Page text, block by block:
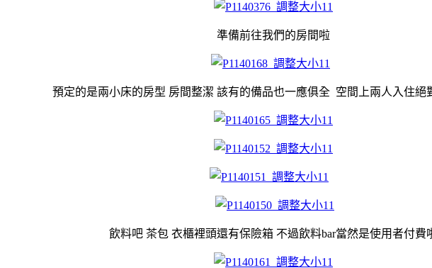
準備前往我們的房間啦
預定的是兩小床的房型 房間整潔 該有的備品也一應俱全 空間上兩人入住絕
飲料吧 茶包 衣櫃裡頭還有保險箱 不過飲料bar當然是使用者付費